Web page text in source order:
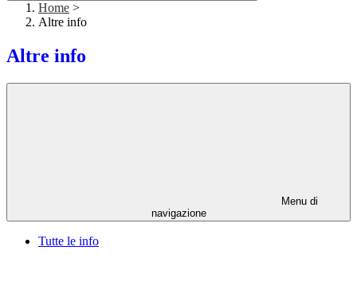
Home >
Altre info
Altre info
Menu di
navigazione
Tutte le info